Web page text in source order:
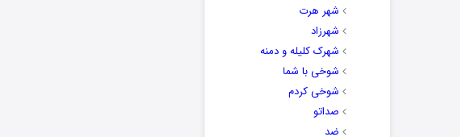
شهر هرت
شهرزاد
شهرک کلیله و دمنه
شوخی با شما
شوخی کردم
صداتو
ضد